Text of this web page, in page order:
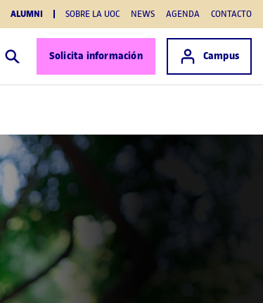
ALUMNI SOBRE LA UOC NEWS AGENDA CONTACTO
Buscar Solicita información Acceso a
Campus